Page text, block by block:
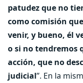
patudez que no
como comisión
venir, y bueno, él
o si no tendremos
acción, que no
judicial”. En la